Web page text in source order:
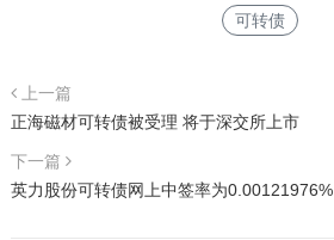
可转债
上一篇
正海磁材可转债被受理 将于深交所上市
下一篇
英力股份可转债网上中签率为0.00121976%